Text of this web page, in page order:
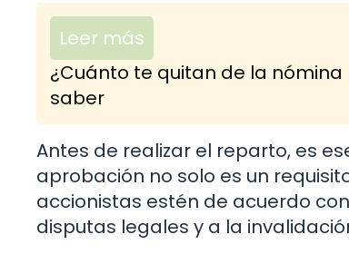
Leer más
¿Cuánto te quitan de la
saber
Antes de realizar el reparto, es
aprobación no solo es un
accionistas estén de acuerdo
disputas legales y a la